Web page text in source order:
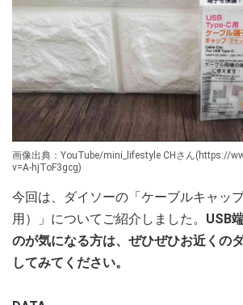
画像出典：YouTube/mini_lifestyle CHさん(https://
v=A-hjToF3gcg)
今回は、ダイソーの「ケーブルキャッ
用）」についてご紹介しました。 USB
のが気になる方は、ぜひぜひお近くの
してみてください。